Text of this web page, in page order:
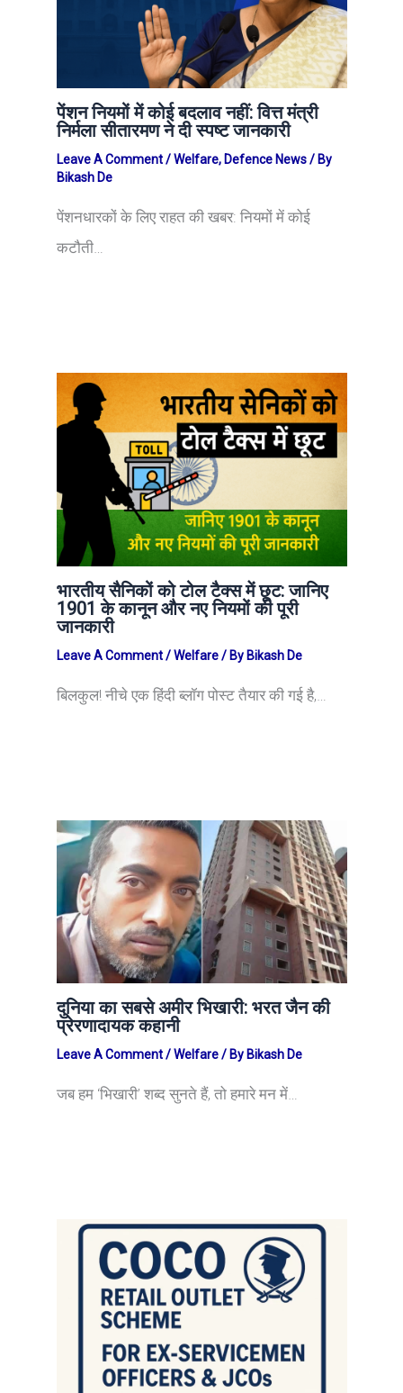
पेंशन नियमों में कोई बदलाव नहीं: वित्त मंत्री
निर्मला सीतारमण ने दी स्पष्ट जानकारी
Leave A Comment /Welfare, Defence News/ By
Bikash De
पेंशनधारकों के लिए राहत की खबर: नियमों में कोई
कटौती…
भारतीय सैनिकों को टोल टैक्स में छूट: जानिए
1901 के कानून और नए नियमों की पूरी
जानकारी
Leave A Comment /Welfare/ By Bikash De
बिलकुल! नीचे एक हिंदी ब्लॉग पोस्ट तैयार की गई है,…
दुनिया का सबसे अमीर भिखारी: भरत जैन की
प्रेरणादायक कहानी
Leave A Comment /Welfare/ By Bikash De
जब हम ‘भिखारी’ शब्द सुनते हैं, तो हमारे मन में…